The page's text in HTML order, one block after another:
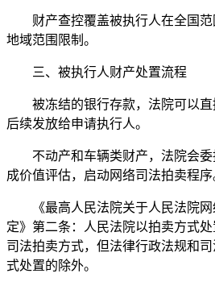
财产查控覆盖被执行人在全国范
地域范围限制。
三、被执行人财产处置流程
被冻结的银行存款，法院可以直
后续发放给申请执行人。
不动产和车辆类财产，法院会委
成价值评估，启动网络司法拍卖程序
《最高人民法院关于人民法院网
定》第二条：人民法院以拍卖方式
司法拍卖方式，但法律行政法规和
式处置的除外。